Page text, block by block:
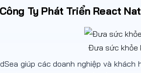
Ty Phát Triển React
Đưa sức khỏe
giúp các doanh nghiệp và